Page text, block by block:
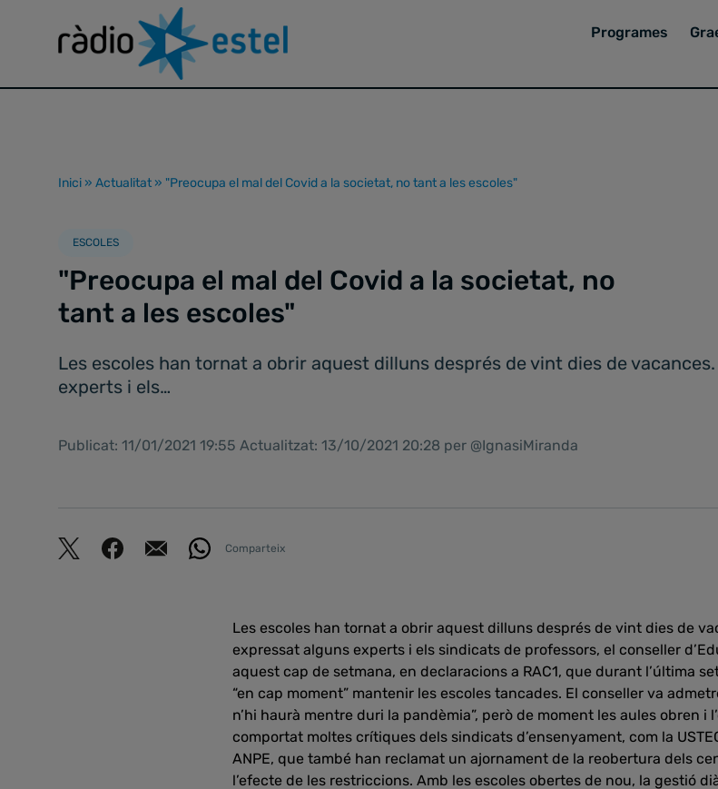
Programes
Inici » Actualitat » "Preocupa el mal del Covid a la societat, no tant a les escoles"
ESCOLES
"Preocupa el mal del Covid a la societat, no
tant a les escoles"
Les escoles han tornat a obrir aquest dilluns després de vint dies de
experts i els…
Publicat: 11/01/2021 19:55 Actualitzat: 13/10/2021 20:28 per @IgnasiMiranda
Comparteix
Les escoles han tornat a obrir aquest dilluns després de vint dies de
expressat alguns experts i els sindicats de professors, el conseller
aquest cap de setmana, en declaracions a RAC1, que durant l’última
“en cap moment” mantenir les escoles tancades. El conseller va
n’hi haurà mentre duri la pandèmia”, però de moment les aules obren i
comportat moltes crítiques dels sindicats d’ensenyament, com la
ANPE, que també han reclamat un ajornament de la reobertura dels
l’efecte de les restriccions. Amb les escoles obertes de nou, la gestió